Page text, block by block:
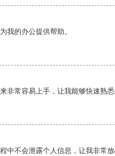
我的办公提供帮助。
非常容易上手，让我能够快速熟
中不会泄露个人信息，让我非常